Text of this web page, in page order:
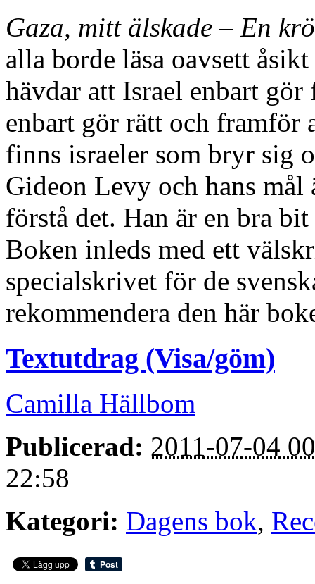
Gaza, mitt älskade – En
alla borde läsa oavsett
hävdar att Israel enbart
enbart gör rätt och framför
finns israeler som bryr sig
Gideon Levy och hans mål
förstå det. Han är en bra
Boken inleds med ett
specialskrivet för de
rekommendera den här
Textutdrag (Visa/göm)
Camilla Hällbom
Publicerad: 2011-07-04
22:58
Kategori: Dagens bok,